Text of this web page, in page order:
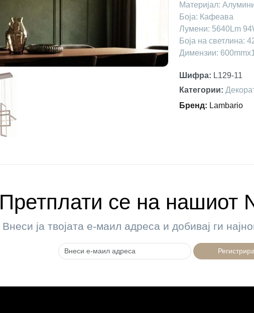
Материјал:
Боја: Кафеава
Лумени: 5640Lm
Боја на светлина:
Димензии:
Шифра: L129-11
Категории:
Бренд: Lambario
Претплати се на нашиот
Внеси ја твојата е-маил адреса и добивај ги